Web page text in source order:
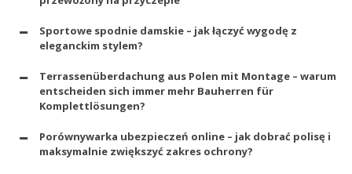
Sportowe spodnie damskie – jak łączyć wygodę z
eleganckim stylem?
Terrassenüberdachung aus Polen mit Montage – warum
entscheiden sich immer mehr Bauherren für
Komplettlösungen?
Porównywarka ubezpieczeń online – jak dobrać polisę i
maksymalnie zwiększyć zakres ochrony?